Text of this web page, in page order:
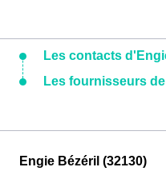
Les contacts
Les fournisseurs de
Engie Bézéril (32130)